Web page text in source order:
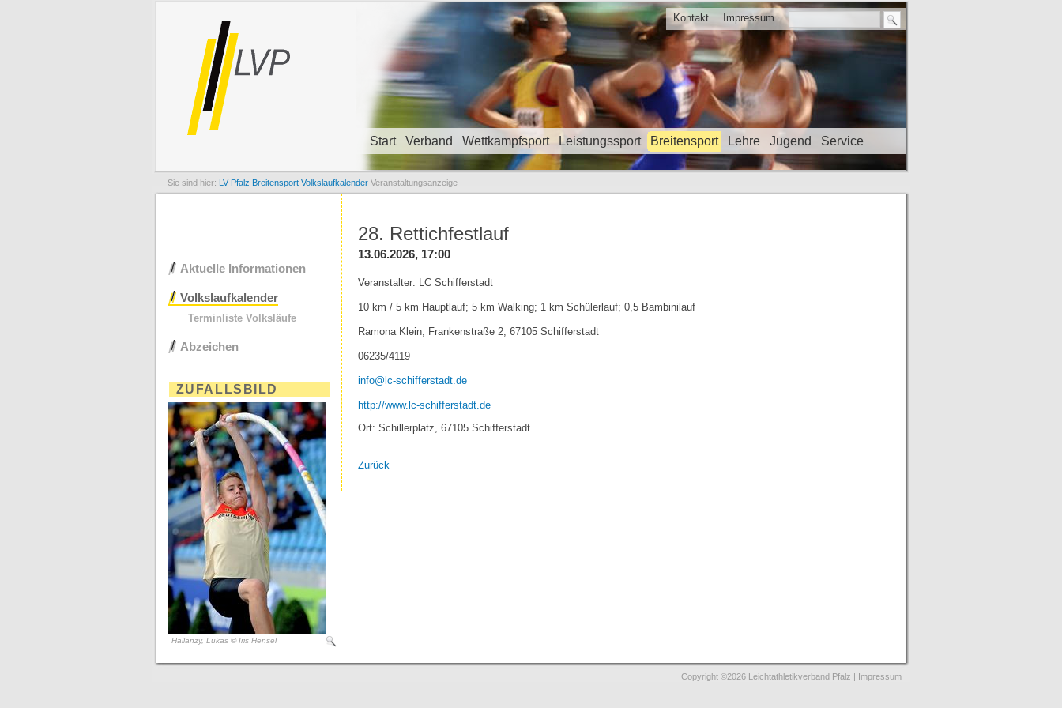
Kontakt Impressum
Navigation überspringen
Start Verband Wettkampfsport Leistungssport Breitensport Lehre Jugend Service
LV-Pfalz Breitensport Volkslaufkalender Veranstaltungsanzeige
28. Rettichfestlauf
13.06.2026, 17:00
Veranstalter: LC Schifferstadt
10 km / 5 km Hauptlauf; 5 km Walking; 1 km Schülerlauf; 0,5 Bambinilauf
Ramona Klein, Frankenstraße 2, 67105 Schifferstadt
06235/4119
info@lc-schifferstadt.de
http://www.lc-schifferstadt.de
Ort: Schillerplatz, 67105 Schifferstadt
Zurück
Navigation
überspringen
Aktuelle Informationen
Volkslaufkalender
Terminliste Volksläufe
Abzeichen
ZUFALLSBILD
Hallanzy, Lukas © Iris Hensel
Copyright ©2026 Leichtathletikverband Pfalz | Impressum